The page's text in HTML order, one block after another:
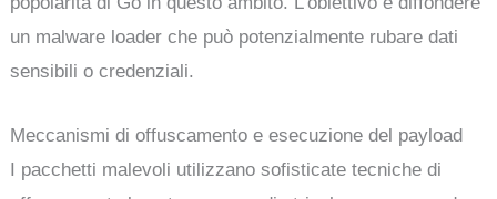
un malware loader che può potenzialmente rubare dati
sensibili o credenziali.
Meccanismi di offuscamento e esecuzione del payload
I pacchetti malevoli utilizzano sofisticate tecniche di